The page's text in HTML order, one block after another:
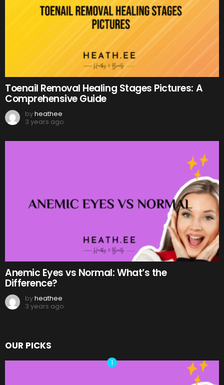
Toenail Removal Healing Stages Pictures: A
Comprehensive Guide
byheathee
3 years ago
Anemic Eyes vs Normal: What’s the
Difference?
byheathee
3 years ago
OUR PICKS